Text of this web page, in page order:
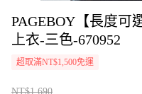
PAGEBOY【長度可
上衣-三色-670952
超取滿NT$1,500免運
NT$1,690